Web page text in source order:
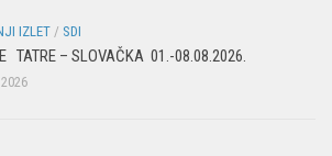
komisije
IZLET / SDI
TATRE – SLOVAČKA 01.-08.08.2026.